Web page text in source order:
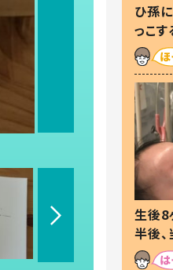
ひ孫
っこ
した」
生後8
半後
た本音